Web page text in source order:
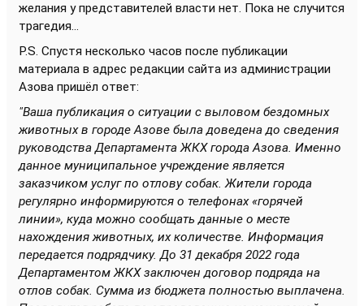
желания у представителей власти нет. Пока не случится
трагедия...
P.S. Спустя несколько часов после публикации
материала в адрес редакции сайта из администрации
Азова пришёл ответ:
"Ваша публикация о ситуации с выловом бездомных
животных в городе Азове была доведена до сведения
руководства Департамента ЖКХ города Азова. Именно
данное муниципальное учреждение является
заказчиком услуг по отлову собак. Жители города
регулярно информируются о телефонах «горячей
линии», куда можно сообщать данные о месте
нахождения животных, их количестве. Информация
передается подрядчику. До 31 декабря 2022 года
Департаментом ЖКХ заключен договор подряда на
отлов собак. Сумма из бюджета полностью выплачена.